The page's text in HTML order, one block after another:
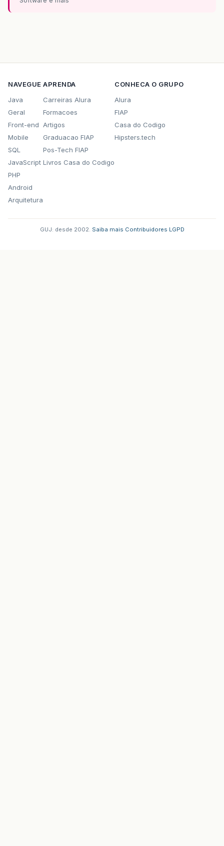
NAVEGUE
Java
Geral
Front-end
Mobile
SQL
JavaScript
PHP
Android
Arquitetura
APRENDA
Carreiras Alura
Formacoes
Artigos
Graduacao FIAP
Pos-Tech FIAP
Livros Casa do Codigo
CONHECA O GRUPO
Alura
FIAP
Casa do Codigo
Hipsters.tech
GUJ: desde 2002. Saiba mais Contribuidores LGPD